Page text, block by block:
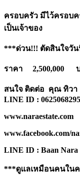
ครอบครัว มีไว้ครอบ
เป็นเจ้าของ
***ด่วน!!! ตัดสินใจวั
ราคา 2,500,000
สนใจ ติดต่อ คุณ ทิว
LINE ID : 0625068295
www.naraestate.com
www.facebook.com/
LINE ID : Baan Nara
***ดูแลเหมือนคนใน